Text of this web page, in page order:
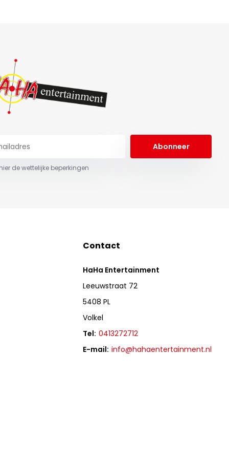
Abonneer
de wettelijke beperkingen
Contact
HaHa Entertainment
Leeuwstraat 72
5408 PL
Volkel
Tel: 0413272712
E-mail: info@hahaentertainment.nl